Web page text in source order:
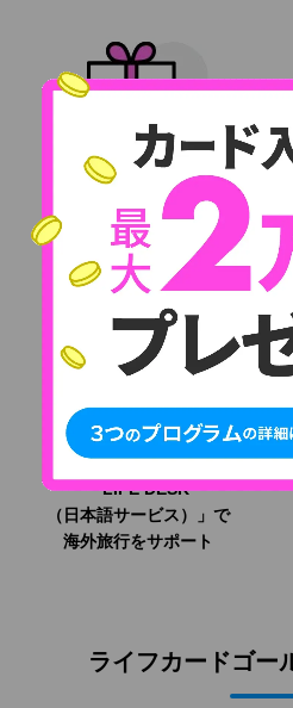
クレジットカード
最高レベルの
ポイントサービス
「LIFE DESK
（日本語サービス）」で
海外旅行をサポート
ライフカードゴー